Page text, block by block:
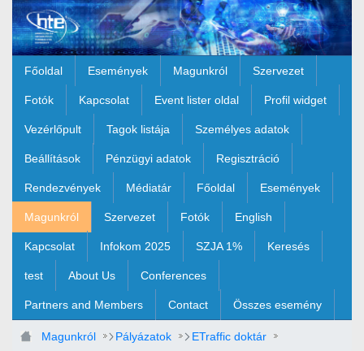
Ugrás a fő tartalomhoz
Főoldal Események Magunkról Szervezet
Fotók Kapcsolat Event lister oldal Profil widget
Vezérlőpult Tagok listája Személyes adatok
Beállítások Pénzügyi adatok Regisztráció
Rendezvények Médiatár Főoldal Események
Magunkról Szervezet Fotók English
Kapcsolat Infokom 2025 SZJA 1% Keresés
test About Us Conferences
Partners and Members Contact Összes esemény
Magunkról Pályázatok ETraffic doktár